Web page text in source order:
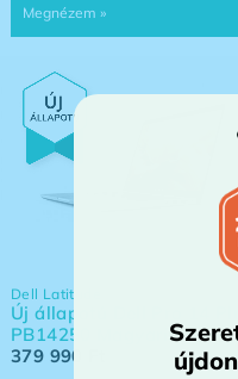
Dell Latitude
Új állapotú Dell Pro 14
PB14250 Magyarított
379 990